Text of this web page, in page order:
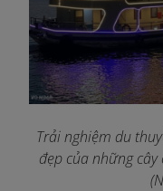
Trải nghiệm du
đẹp của những